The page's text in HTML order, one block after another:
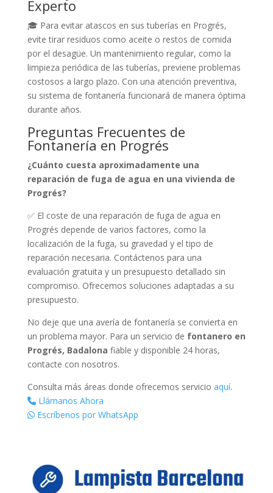
Experto
🎓 Para evitar atascos en sus tuberías en Progrés,
evite tirar residuos como aceite o restos de comida
por el desagüe. Un mantenimiento regular, como la
limpieza periódica de las tuberías, previene problemas
costosos a largo plazo. Con una atención preventiva,
su sistema de fontanería funcionará de manera óptima
durante años.
Preguntas Frecuentes de
Fontanería en Progrés
¿Cuánto cuesta aproximadamente una
reparación de fuga de agua en una vivienda de
Progrés?
✅ El coste de una reparación de fuga de agua en
Progrés depende de varios factores, como la
localización de la fuga, su gravedad y el tipo de
reparación necesaria. Contáctenos para una
evaluación gratuita y un presupuesto detallado sin
compromiso. Ofrecemos soluciones adaptadas a su
presupuesto.
No deje que una avería de fontanería se convierta en
un problema mayor. Para un servicio de fontanero en
Progrés, Badalona fiable y disponible 24 horas,
contacte con nosotros.
Consulta más áreas donde ofrecemos servicio aquí.
Llámanos Ahora
Escríbenos por WhatsApp